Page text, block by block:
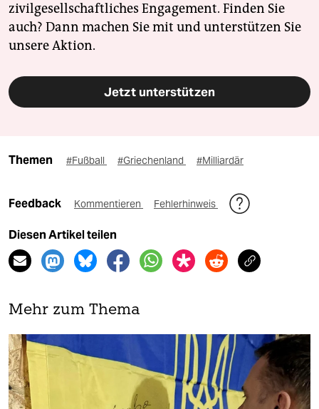
zivilgesellschaftliches Engagement. Finden Sie
auch? Dann machen Sie mit und unterstützen Sie
unsere Aktion.
Jetzt unterstützen
Themen #Fußball #Griechenland #Milliardär
Feedback Kommentieren Fehlerhinweis
Diesen Artikel teilen
Mehr zum Thema